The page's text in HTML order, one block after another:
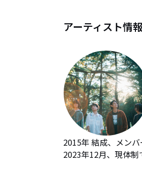
アーティスト情報
2015年 結成、メンバ
2023年12月、現体制